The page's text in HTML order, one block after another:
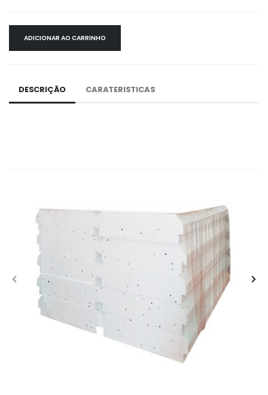
ADICIONAR AO CARRINHO
DESCRIÇÃO CARATERISTICAS